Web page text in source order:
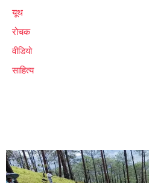
यूथ
रोचक
वीडियो
साहित्य